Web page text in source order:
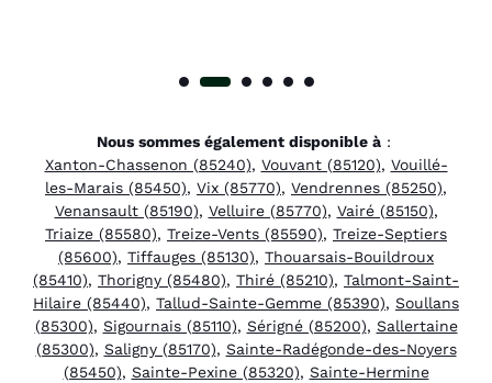
Nous sommes également disponible à:
Xanton-Chassenon (85240), Vouvant (85120), Vouillé-
les-Marais (85450), Vix (85770), Vendrennes (85250),
Venansault (85190), Velluire (85770), Vairé (85150),
Triaize (85580), Treize-Vents (85590), Treize-Septiers
(85600), Tiffauges (85130), Thouarsais-Bouildroux
(85410), Thorigny (85480), Thiré (85210), Talmont-Saint-
Hilaire (85440), Tallud-Sainte-Gemme (85390), Soullans
(85300), Sigournais (85110), Sérigné (85200), Sallertaine
(85300), Saligny (85170), Sainte-Radégonde-des-Noyers
(85450), Sainte-Pexine (85320), Sainte-Hermine